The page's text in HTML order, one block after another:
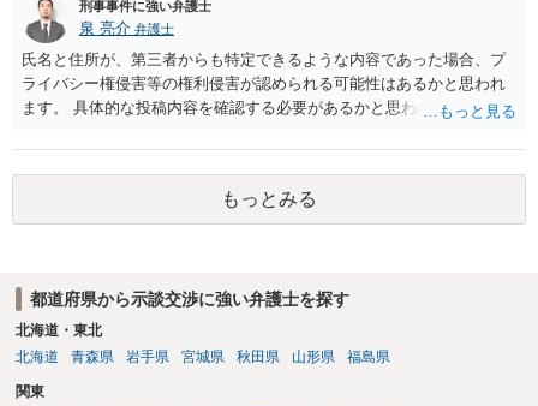
刑事事件に強い弁護士
泉 亮介 弁護士
氏名と住所が、第三者からも特定できるような内容であった場合、プ
ライバシー権侵害等の権利侵害が認められる可能性はあるかと思われ
ます。 具体的な投稿内容を確認する必要があるかと思われますので、
でしょう。
もっとみる
都道府県から示談交渉に強い弁護士を探す
北海道・東北
北海道
青森県 岩手県 宮城県 秋田県 山形県 福島県
関東